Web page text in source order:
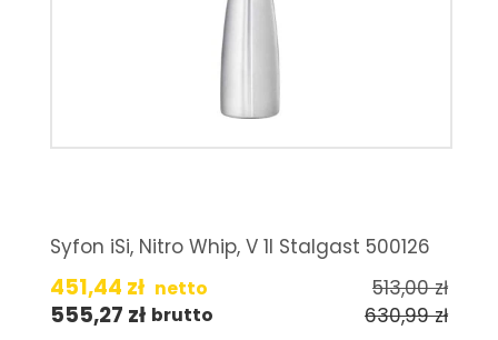
Syfon iSi, Nitro Whip, V 1l Stalgast 500126
451,44 zł netto 513,00zł
555,27 zł brutto 630,99zł